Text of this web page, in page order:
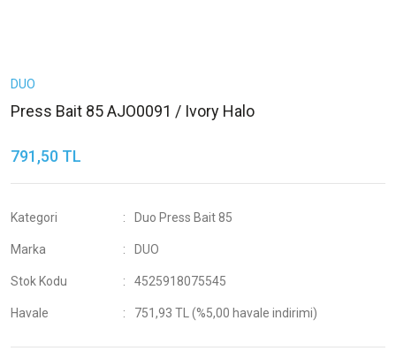
DUO
Press Bait 85 AJO0091 / Ivory Halo
791,50 TL
Kategori Duo Press Bait 85
Marka DUO
Stok Kodu 4525918075545
Havale 751,93 TL (%5,00 havale indirimi)